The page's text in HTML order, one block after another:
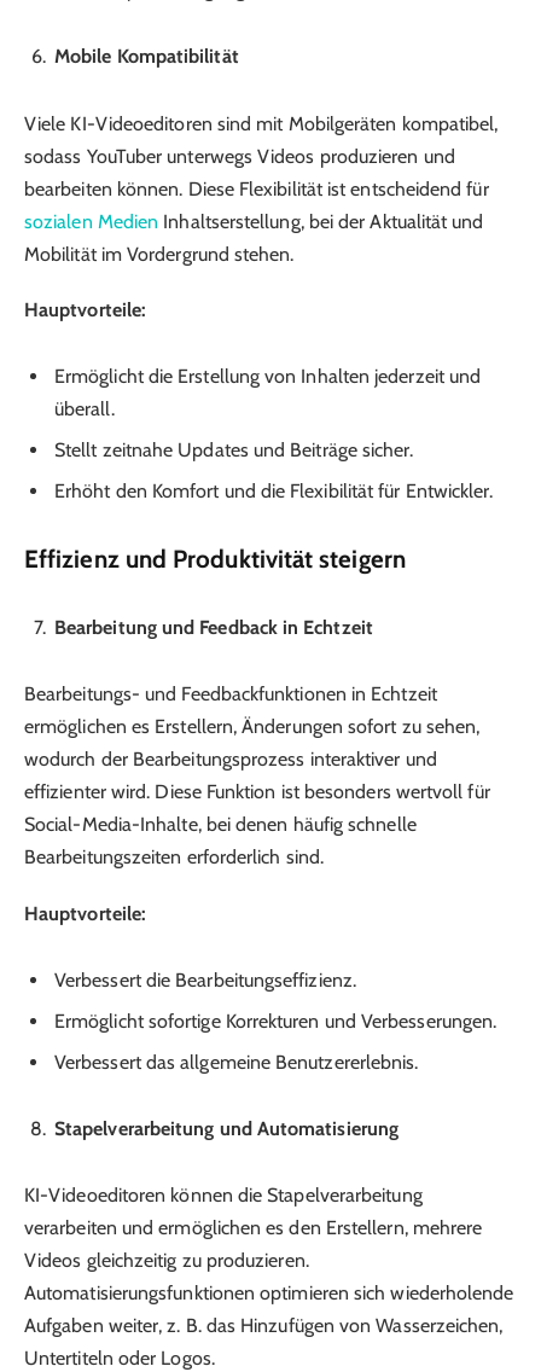
Mobile Kompatibilität
Viele KI-Videoeditoren sind mit Mobilgeräten kompatibel,
sodass YouTuber unterwegs Videos produzieren und
bearbeiten können. Diese Flexibilität ist entscheidend für
sozialen Medien Inhaltserstellung, bei der Aktualität und
Mobilität im Vordergrund stehen.
Hauptvorteile:
Ermöglicht die Erstellung von Inhalten jederzeit und
überall.
Stellt zeitnahe Updates und Beiträge sicher.
Erhöht den Komfort und die Flexibilität für Entwickler.
Effizienz und Produktivität steigern
Bearbeitung und Feedback in Echtzeit
Bearbeitungs- und Feedbackfunktionen in Echtzeit
ermöglichen es Erstellern, Änderungen sofort zu sehen,
wodurch der Bearbeitungsprozess interaktiver und
effizienter wird. Diese Funktion ist besonders wertvoll für
Social-Media-Inhalte, bei denen häufig schnelle
Bearbeitungszeiten erforderlich sind.
Hauptvorteile:
Verbessert die Bearbeitungseffizienz.
Ermöglicht sofortige Korrekturen und Verbesserungen.
Verbessert das allgemeine Benutzererlebnis.
Stapelverarbeitung und Automatisierung
KI-Videoeditoren können die Stapelverarbeitung
verarbeiten und ermöglichen es den Erstellern, mehrere
Videos gleichzeitig zu produzieren.
Automatisierungsfunktionen optimieren sich wiederholende
Aufgaben weiter, z. B. das Hinzufügen von Wasserzeichen,
Untertiteln oder Logos.